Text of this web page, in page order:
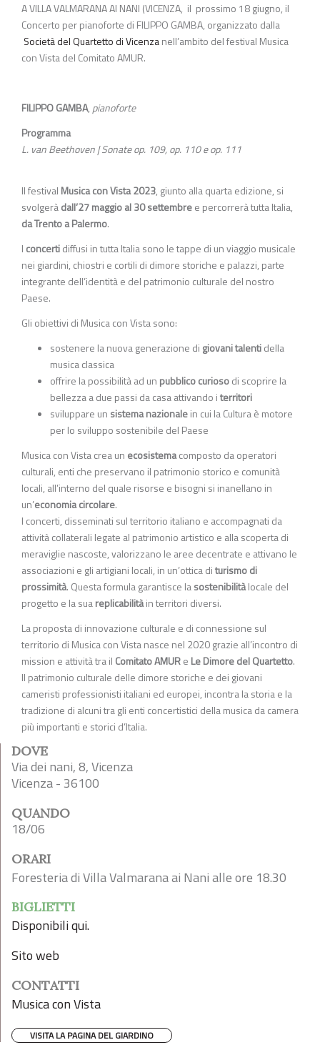
A VILLA VALMARANA AI NANI (VICENZA, il prossimo 18 giugno, il
Concerto per pianoforte di FILIPPO GAMBA, organizzato dalla
Società del Quartetto di Vicenzanell’ambito del festival Musica
con Vista del Comitato AMUR.
FILIPPO GAMBA, pianoforte
Programma
L. van Beethoven | Sonate op. 109, op. 110 e op. 111
Il festival Musica con Vista 2023, giunto alla quarta edizione, si
svolgeràdall’27 maggio al 30 settembree percorrerà tutta Italia,
da Trento a Palermo.
I concertidiffusi in tutta Italia sono le tappe di un viaggio musicale
nei giardini, chiostri e cortili di dimore storiche e palazzi, parte
integrante dell’identità e del patrimonio culturale del nostro
Paese.
Gli obiettivi di Musica con Vista sono:
sostenere la nuova generazione di giovani talentidella
musica classica
offrire la possibilità ad un pubblico curiosodi scoprire la
bellezza a due passi da casa attivando iterritori
sviluppare un sistema nazionalein cui la Cultura è motore
per lo sviluppo sostenibile del Paese
Musica con Vista crea un ecosistemacomposto da operatori
culturali, enti che preservano il patrimonio storico e comunità
locali, all’interno del quale risorse e bisogni si inanellano in
un’economia circolare.
I concerti, disseminati sul territorio italiano e accompagnati da
attività collaterali legate al patrimonio artistico e alla scoperta di
meraviglie nascoste, valorizzano le aree decentrate e attivano le
associazioni e gli artigiani locali, in un’ottica diturismo di
prossimità. Questa formula garantisce lasostenibilitàlocale del
progetto e la suareplicabilitàin territori diversi.
La proposta di innovazione culturale e di connessione sul
territorio di Musica con Vista nasce nel 2020 grazie all’incontro di
mission e attività tra il Comitato AMURe Le Dimore del Quartetto.
Il patrimonio culturale delle dimore storiche e dei giovani
cameristi professionisti italiani ed europei, incontra la storia e la
tradizione di alcuni tra gli enti concertistici della musica da camera
più importanti e storici d’Italia.
DOVE
Via dei nani, 8, Vicenza
Vicenza - 36100
QUANDO
18/06
ORARI
Foresteria di Villa Valmarana ai Nani alle ore 18.30
BIGLIETTI
Disponibili qui.
Sito web
CONTATTI
Musica con Vista
VISITA LA PAGINA DEL GIARDINO